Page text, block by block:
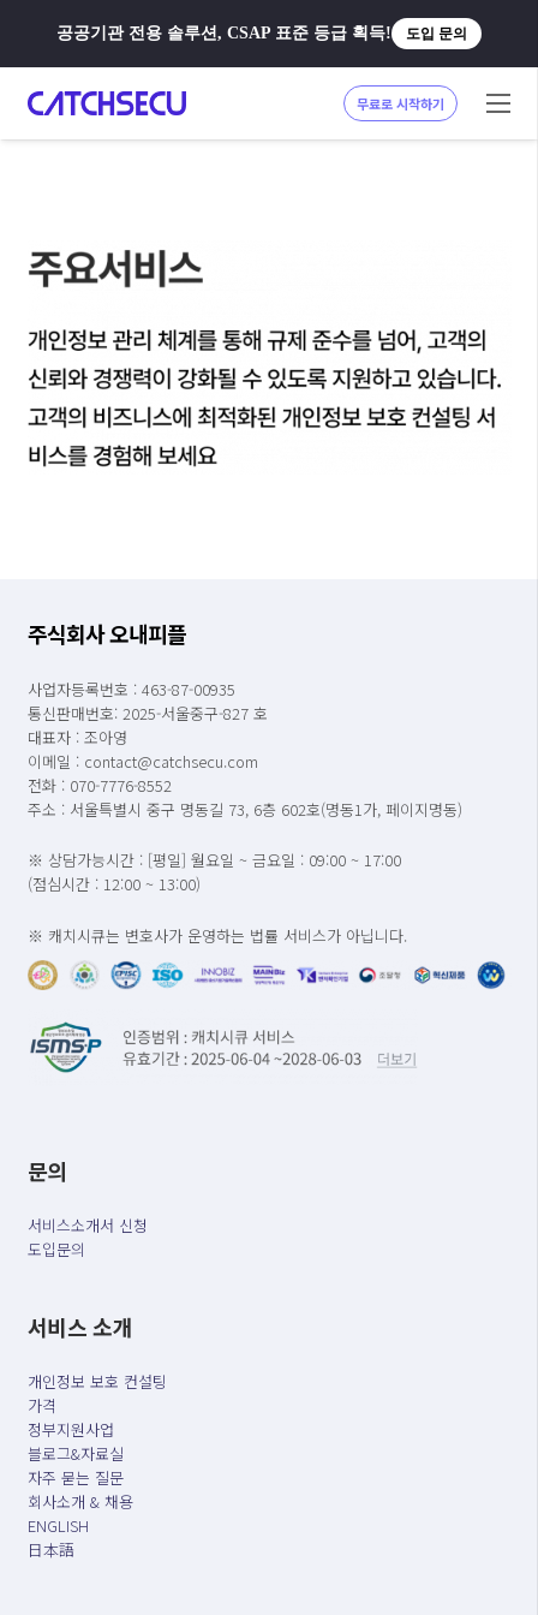
공공기관 전용 솔루션, CSAP 표준 등급 획득! 도입 문의
무료로 시작하기
주식회사 오내피플
사업자등록번호 : 463-87-00935
통신판매번호: 2025-서울중구-827 호
대표자 : 조아영
이메일 : contact@catchsecu.com
전화 : 070-7776-8552
주소 : 서울특별시 중구 명동길 73, 6층 602호(명동1가, 페이지명동)
※ 상담가능시간 : [평일] 월요일 ~ 금요일 : 09:00 ~ 17:00
(점심시간 : 12:00 ~ 13:00)
※ 캐치시큐는 변호사가 운영하는 법률 서비스가 아닙니다.
문의
서비스소개서 신청
도입문의
서비스 소개
개인정보 보호 컨설팅
가격
정부지원사업
블로그&자료실
자주 묻는 질문
회사소개 & 채용
ENGLISH
日本語